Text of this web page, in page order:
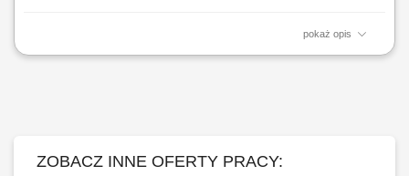
pokaż opis
Opis stanowiska: Utrzymywanie czystości w pomieszczeniach
ZOBACZ INNE OFERTY PRACY: